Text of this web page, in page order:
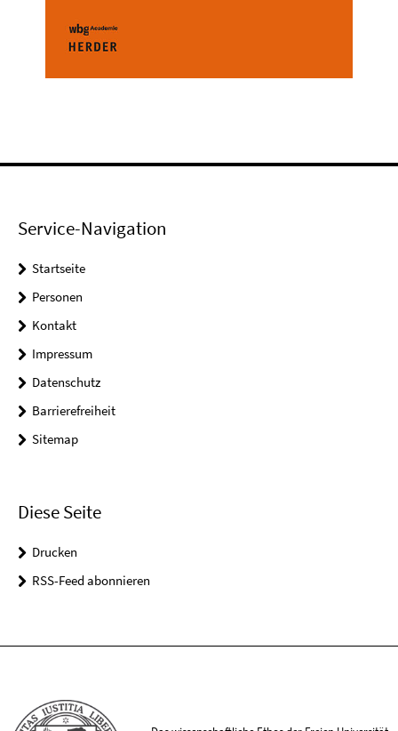
Service-Navigation
Startseite
Personen
Kontakt
Impressum
Datenschutz
Barrierefreiheit
Sitemap
Diese Seite
Drucken
RSS-Feed abonnieren